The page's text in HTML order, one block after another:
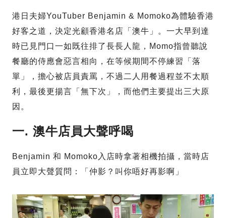
港日夫婦YouTuber Benjamin & Momoko為體驗香港
好客之道，決定光顧香港名店「澳牛」。一大早到達
時已見門口一如既往排了長長人龍，Momo指曾聽說
餐廳的侍應會惡言相向，在等候期間不停練習「落
單」，擔心被店員責罵，不過二人用餐過程並不太順
利，最後更揚言「無下次」，而他們主要提出三大原
因。
一. 澳牛店員大聲呼喝
Benjamin 和 Momoko入店時拿著相機拍攝，當時店
員立即大聲質問：「仲影？叫你唔好再影啊」